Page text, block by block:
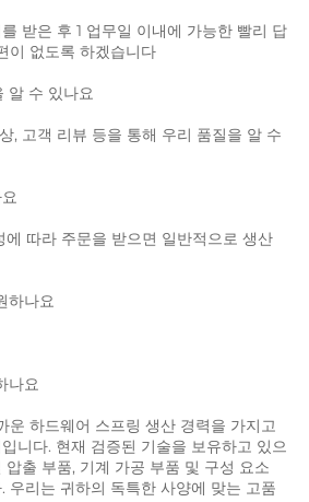
받은 후 1 업무일 이내에 가능한 빨리 답
이 없도록 하겠습니다
알 수 있나요
, 고객 리뷰 등을 통해 우리 품질을 알 수
따라 주문을 받으면 일반적으로 생산
하나요
나요
운 하드웨어 스프링 생산 경력을 가지고
니다. 현재 검증된 기술을 보유하고 있으
압출 부품, 기계 가공 부품 및 구성 요소
우리는 귀하의 독특한 사양에 맞는 고품